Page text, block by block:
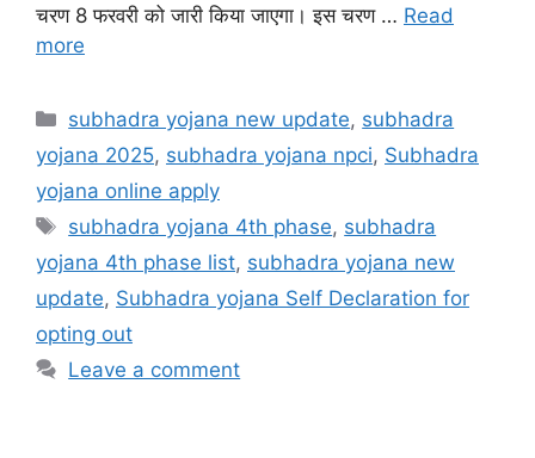
चरण 8 फरवरी को जारी किया जाएगा। इस चरण … Read
more
Categories
subhadra yojana new update, subhadra
yojana 2025, subhadra yojana npci, Subhadra
yojana online apply
Tags
subhadra yojana 4th phase, subhadra
yojana 4th phase list, subhadra yojana new
update, Subhadra yojana Self Declaration for
opting out
Leave a comment